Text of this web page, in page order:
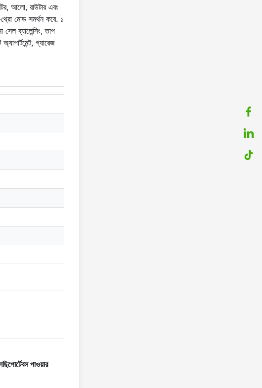
আলো, রাউটার এবং
থ্রো মোড সমর্থন করে. ১
ব্যালেন্সিং, তাপ
গ্যারেজ
পোর্টেবল পাওয়ার